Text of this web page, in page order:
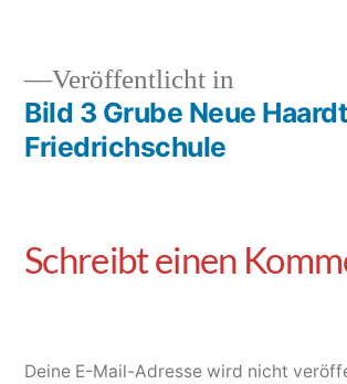
Veröffentlicht in
Bild 3 Grube Neue
Friedrichschule
Deine E-Mail-Adresse wird nicht